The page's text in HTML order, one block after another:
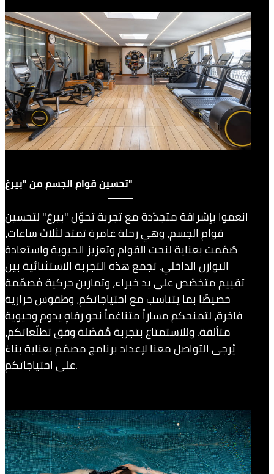
تحسين قوام الجسم من "بيرغ"
انعموا بإشراقة متجدّدة مع تجربة تحوّل "بيرغ" لتحسين
قوام الجسم، وهي رحلة غامرة تمتد لثلاث ساعات،
صُمّمت بعناية لنحت القوام وتعزيز الحيوية واستعادة
التوازن الداخلي. تجمع هذه التجربة الاستثنائية بين
تقييم متخصّص على يد خبراء، وتمارين حركية مُصمّمة
خصيصًا بما يتناسب مع احتياجاتكم، وطقوس حرارية
فاخرة، لتمنحكم مساراً متناغماً نحو رفاهٍ يدوم وحيوية
متألقة. وللاستمتاع بتجربة مُفصّلة وفق تطلّعاتكم،
يُرجى التواصل معنا لإعداد برنامج مصمّم بعناية بناءً
على احتياجاتكم.